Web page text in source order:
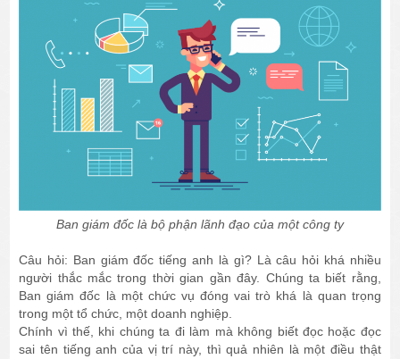
Ban giám đốc là bộ phận lãnh đạo của một công ty
Câu hỏi: Ban giám đốc tiếng anh là gì? Là câu hỏi khá nhiều
người thắc mắc trong thời gian gần đây. Chúng ta biết rằng,
Ban giám đốc là một chức vụ đóng vai trò khá là quan trọng
trong một tổ chức, một doanh nghiệp.
Chính vì thế, khi chúng ta đi làm mà không biết đọc hoặc đọc
sai tên tiếng anh của vị trí này, thì quả nhiên là một điều thật